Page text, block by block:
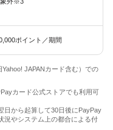
ポイント／期間
JAPANカード含む）での
カード公式ストアでも利用可
日から起算して30日後にPayPay
況やシステム上の都合による付